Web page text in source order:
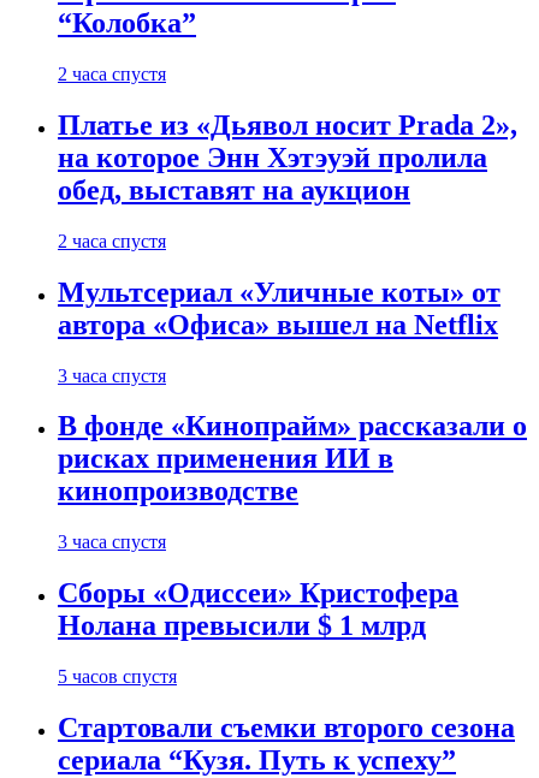
“Колобка”
2 часа спустя
Платье из «Дьявол носит Prada 2»,
на которое Энн Хэтэуэй пролила
обед, выставят на аукцион
2 часа спустя
Мультсериал «Уличные коты» от
автора «Офиса» вышел на Netflix
3 часа спустя
В фонде «Кинопрайм» рассказали о
рисках применения ИИ в
кинопроизводстве
3 часа спустя
Сборы «Одиссеи» Кристофера
Нолана превысили $ 1 млрд
5 часов спустя
Стартовали съемки второго сезона
сериала “Кузя. Путь к успеху”